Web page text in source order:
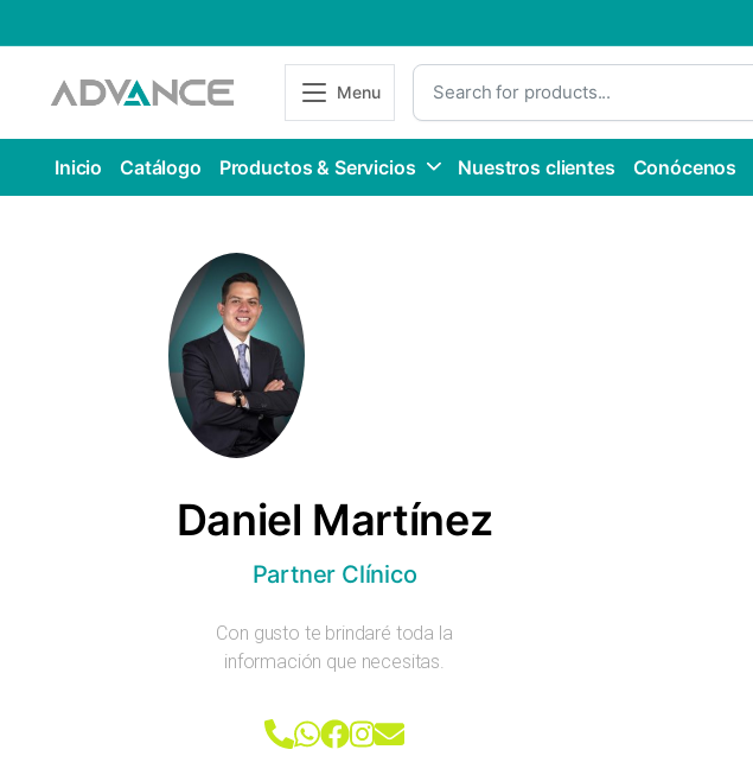
Menu
Inicio Catálogo Productos & Servicios Nuestros clientes Conócenos
Daniel Martínez
Partner Clínico
Con gusto te brindaré toda la
información que necesitas.